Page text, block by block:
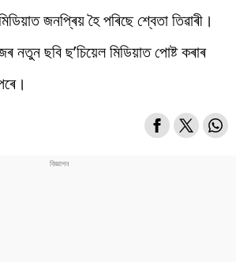
জনপ্ৰিয় হৈ পৰিছে শ্বেতা তিৱাৰী।
নতুন ছবি ছ’চিয়েল মিডিয়াত পোষ্ট কৰাৰ